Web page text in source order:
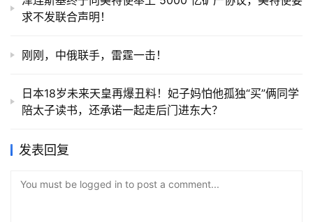
求不发联合声明！
刚刚，中俄联手，雷霆一击！
日本18岁未来天皇再爆丑料！妃子妈怕他孤独“买”俩同学
陪太子读书，还承诺一起走后门进东大？
发表回复
You must be logged in to post a comment...